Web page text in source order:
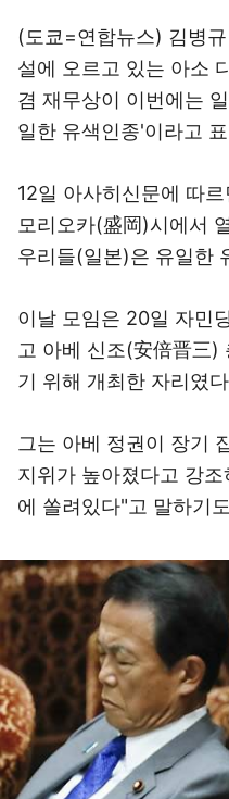
(도쿄=연합뉴스) 김병
설에 오르고 있는 아소
겸 재무상이 이번에는
일한 유색인종'이라고
12일 아사히신문에 따
모리오카(盛岡)시에서
우리들(일본)은 유일한
이날 모임은 20일 자민
고 아베 신조(安倍晋三)
기 위해 개최한 자리였
그는 아베 정권이 장기
지위가 높아졌다고 강
에 쏠려있다"고 말하기